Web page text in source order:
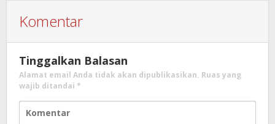
Komentar
Tinggalkan Balasan
Alamat email Anda tidak akan dipublikasikan. Ruas yang
wajib ditandai *